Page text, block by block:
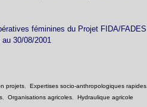
féminines du Projet FIDA/FADES
30/08/2001
projets Expertises socio-anthropologiques rapides
Organisations agricoles Hydraulique agricole